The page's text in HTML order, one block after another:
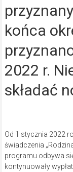
końca
2022 r.
składać
Od 1 stycznia 2022
świadczenia
programu odbywa
kontynuowały